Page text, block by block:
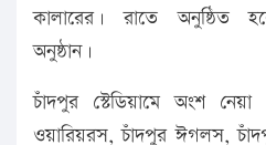
কালারের। রাতে অনুষ্ঠিত
অনুষ্ঠান।
চাঁদপুর স্টেডিয়ামে অংশ
ওয়ারিয়রস, চাঁদপুর ঈগলস,